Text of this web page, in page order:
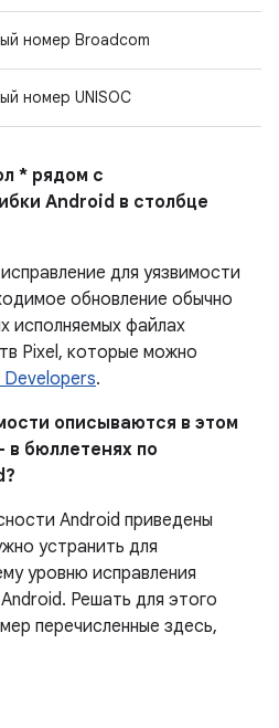
номер Broadcom
номер UNISOC
* рядом с
Android в столбце
для уязвимости
обновление обычно
исполняемых файлах
Pixel, которые можно
.
описываются в этом
в бюллетенях по
Android приведены
устранить для
уровню исправления
Решать для этого
перечисленные здесь,